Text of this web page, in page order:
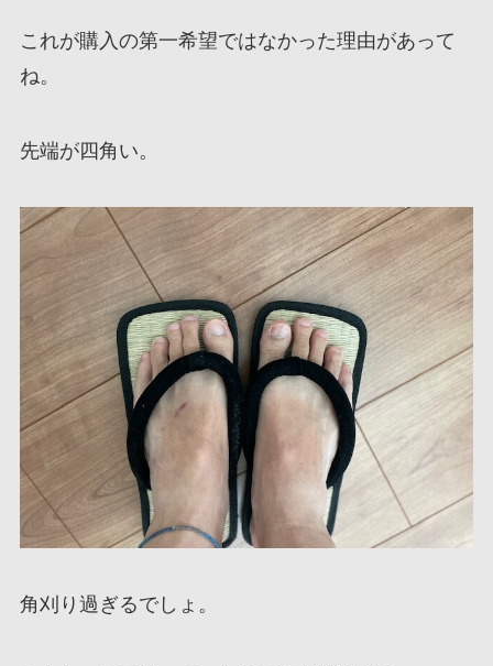
これが購入の第一希望ではなかった理由があって
ね。
先端が四角い。
角刈り過ぎるでしょ。